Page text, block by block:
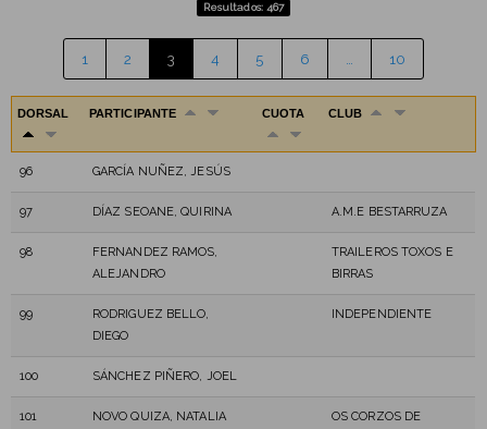
Resultados: 467
1 2 3 4 5 6 10
DORSAL PARTICIPANTE CUOTA CLUB
96 GARCÍA NUÑEZ, JESÚS
97 DÍAZ SEOANE, QUIRINA A.M.E BESTARRUZA
98
FERNANDEZ RAMOS,
ALEJANDRO
TRAILEROS TOXOS E
BIRRAS
99
RODRIGUEZ BELLO,
DIEGO
INDEPENDIENTE
100 SÁNCHEZ PIÑERO, JOEL
101 NOVO QUIZA, NATALIA
OS CORZOS DE